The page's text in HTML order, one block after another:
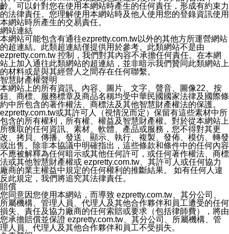
齡。可以針對您在使用本網站時產生的任何責任，形成有約束力
的法律責任。您理解使用本網站時及他人使用您的登錄資訊使用
本網站時所產生的交易責任。
網站連結
本網站可能包含有通往ezpretty.com.tw以外的其他方所運營網站
的超連結。此類超連結僅提供用於參考。此類網站不是由
ezpretty.com.tw 控制，我們對其內容不承擔任何責任。在本網
站上加入通往此類網站的超連結，並非暗示我們贊同此類網站上
的材料或是與其經營人之間存在任何聯繫。
智慧財產權聲明
本網站上的所有資訊、內容、圖片、文字、聲音、圖像22、按
鈕、商標、服務標章及商品名稱均受中華民國國家法律及國際條
約中所包含的著作權法、商標法及其他智慧財產權法的保護。
ezpretty.com.tw或其許可人（視情況而定）保留有這些素材中所
包含的所有權利，所有權、權益及智慧財產權。對於從本網站上
所獲取的任何資訊、素材、軟體、產品或服務，您不得對其更
改、拷貝、傳播、發送、顯示、執行、複製、發佈、模仿、轉發
或出售。除非本協議中明確指出，這些條款和條件中的任何內容
不應被解釋為任何暗示或其他任何許可，或任何著作權法、商標
法或其他智慧財產權或 ezpretty.com.tw、其許可人或任何協力
廠商的業主權益中規定的任何權利的推斷結果。 如有任何人違
反此規定，我們將追究其法律責任。
賠償
您同意因您使用本網站，而導致 ezpretty.com.tw、其分公司、
所屬機構、管理人員、代理人及其他合作夥伴和員工遭受的任何
損失、責任及協力廠商的任何索賠或要求（包括律師費），將由
您承擔賠償並保證 ezpretty.com.tw、其分公司、所屬機構、管
理人員、代理人及其他合作夥伴和員工不受損失。